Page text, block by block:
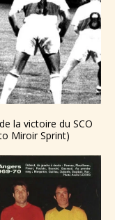
la victoire du SCO
Miroir Sprint)